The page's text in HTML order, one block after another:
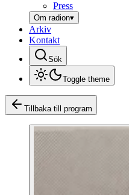
Press
Om radion▾
Arkiv
Kontakt
Sök
Toggle theme
Tillbaka till program